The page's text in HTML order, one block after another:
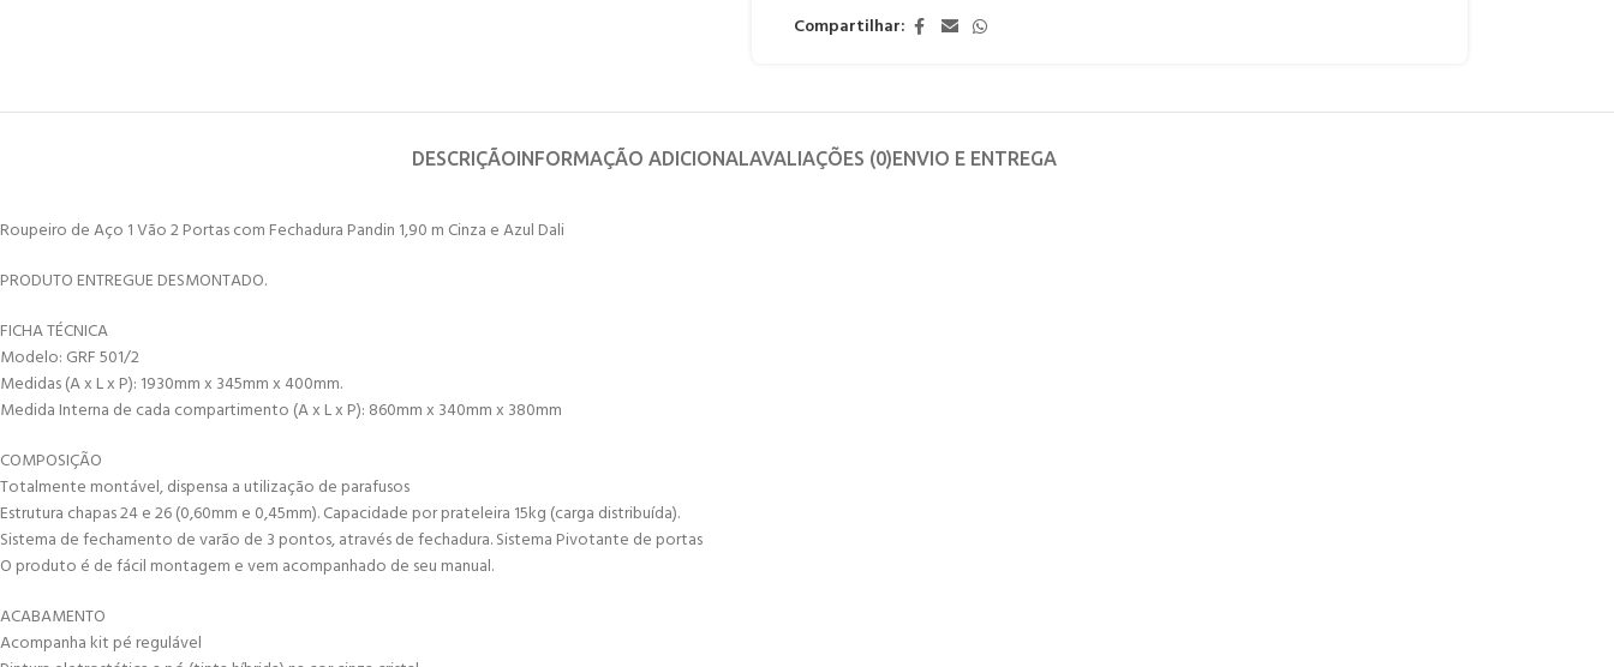
Compartilhar:
DESCRIÇÃOINFORMAÇÃO ADICIONAL AVALIAÇÕES (0)ENVIO E ENTREGA
Roupeiro de Aço 1 Vão 2 Portas com Fechadura Pandin 1,90 m Cinza e Azul Dali
PRODUTO ENTREGUE DESMONTADO.
FICHA TÉCNICA
Modelo: GRF 501/2
Medidas (A x L x P): 1930mm x 345mm x 400mm.
Medida Interna de cada compartimento (A x L x P): 860mm x 340mm x 380mm
COMPOSIÇÃO
Totalmente montável, dispensa a utilização de parafusos
Estrutura chapas 24 e 26 (0,60mm e 0,45mm). Capacidade por prateleira 15kg (carga distribuída).
Sistema de fechamento de varão de 3 pontos, através de fechadura. Sistema Pivotante de portas
O produto é de fácil montagem e vem acompanhado de seu manual.
ACABAMENTO
Acompanha kit pé regulável